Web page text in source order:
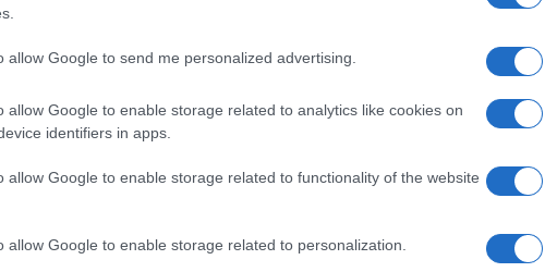
allow Google to send me personalized advertising.
allow Google to enable storage related to analytics like cookies on
identifiers in apps.
allow Google to enable storage related to functionality of the website
allow Google to enable storage related to personalization.
hay instrumentos diseñados ad hoc:
solo por lo dispuesto, ideal para picos
facilita el pago a proveedores y les permite